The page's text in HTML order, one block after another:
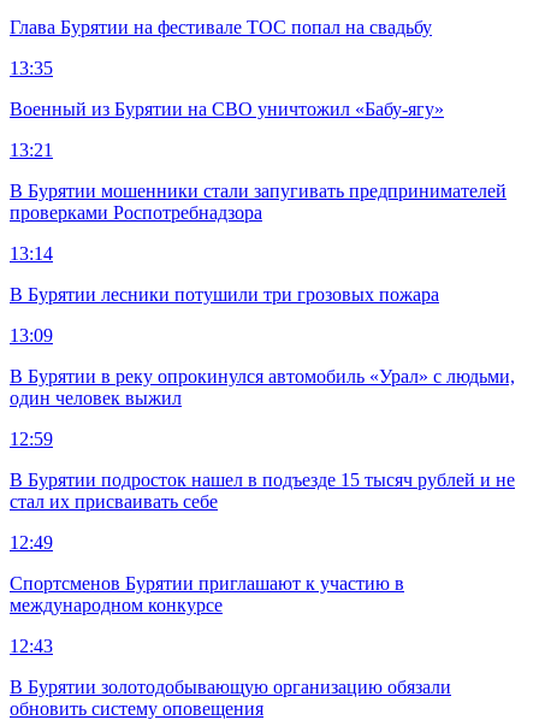
Глава Бурятии на фестивале ТОС попал на свадьбу
13:35
Военный из Бурятии на СВО уничтожил «Бабу-ягу»
13:21
В Бурятии мошенники стали запугивать предпринимателей
проверками Роспотребнадзора
13:14
В Бурятии лесники потушили три грозовых пожара
13:09
В Бурятии в реку опрокинулся автомобиль «Урал» с людьми,
один человек выжил
12:59
В Бурятии подросток нашел в подъезде 15 тысяч рублей и не
стал их присваивать себе
12:49
Спортсменов Бурятии приглашают к участию в
международном конкурсе
12:43
В Бурятии золотодобывающую организацию обязали
обновить систему оповещения